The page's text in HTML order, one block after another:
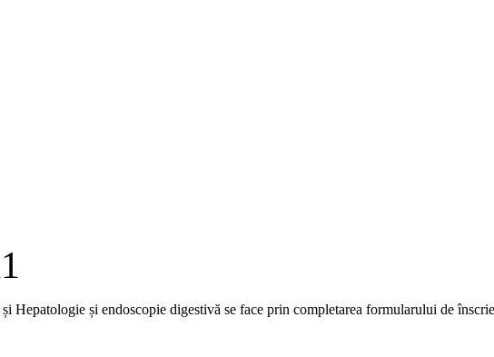
Hepatologie și endoscopie digestivă se face prin completarea formularului de